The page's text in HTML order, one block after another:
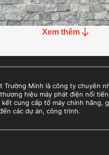
Xem thêm
Trường Minh là công ty chuyên
hiệu máy phát điện nổi
kết cung cấp tổ máy chính hãng,
các dự án, công trình.